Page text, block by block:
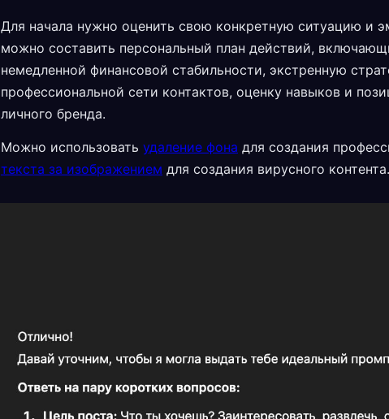
Для начала нужно оценить свою конкретную ситуацию и
можно составить персональный план действий,
немедленной финансовой стабильности, экстренную
профессиональной сети контактов, оценку навыков и
личного бренда.
Можно использовать удаление фона для создания
текста за изображением для создания вирусного контента.